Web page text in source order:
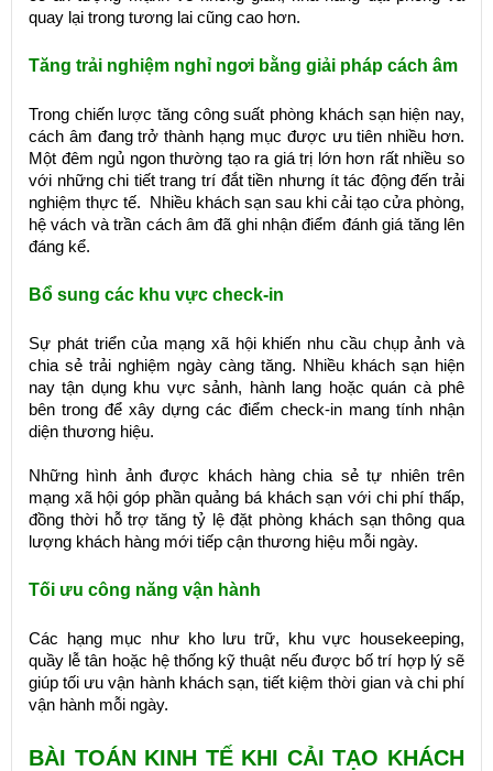
quay lại trong tương lai cũng cao hơn.
Tăng trải nghiệm nghỉ ngơi bằng giải pháp cách âm
Trong chiến lược tăng công suất phòng khách sạn hiện nay,
cách âm đang trở thành hạng mục được ưu tiên nhiều hơn.
Một đêm ngủ ngon thường tạo ra giá trị lớn hơn rất nhiều so
với những chi tiết trang trí đắt tiền nhưng ít tác động đến trải
nghiệm thực tế. Nhiều khách sạn sau khi cải tạo cửa phòng,
hệ vách và trần cách âm đã ghi nhận điểm đánh giá tăng lên
đáng kể.
Bổ sung các khu vực check-in
Sự phát triển của mạng xã hội khiến nhu cầu chụp ảnh và
chia sẻ trải nghiệm ngày càng tăng. Nhiều khách sạn hiện
nay tận dụng khu vực sảnh, hành lang hoặc quán cà phê
bên trong để xây dựng các điểm check-in mang tính nhận
diện thương hiệu.
Những hình ảnh được khách hàng chia sẻ tự nhiên trên
mạng xã hội góp phần quảng bá khách sạn với chi phí thấp,
đồng thời hỗ trợ tăng tỷ lệ đặt phòng khách sạn thông qua
lượng khách hàng mới tiếp cận thương hiệu mỗi ngày.
Tối ưu công năng vận hành
Các hạng mục như kho lưu trữ, khu vực housekeeping,
quầy lễ tân hoặc hệ thống kỹ thuật nếu được bố trí hợp lý sẽ
giúp tối ưu vận hành khách sạn, tiết kiệm thời gian và chi phí
vận hành mỗi ngày.
BÀI TOÁN KINH TẾ KHI CẢI TẠO KHÁCH